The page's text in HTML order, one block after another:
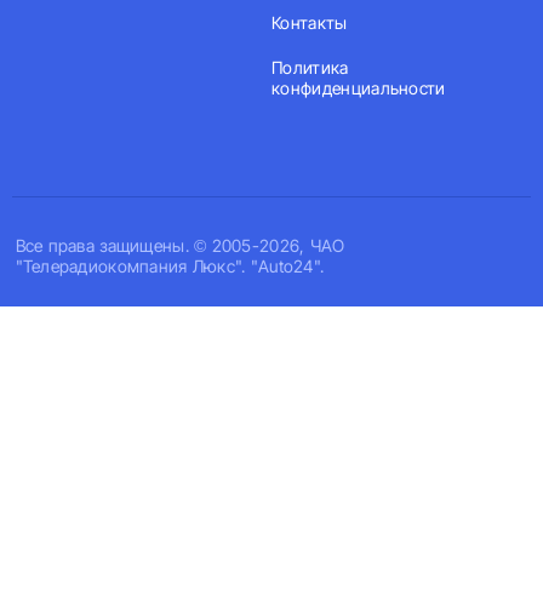
Все права защищены. © 2005-2026, ЧАО
"Телерадиокомпания Люкс". "Auto24".
Контакты
Политика
конфиденциальности